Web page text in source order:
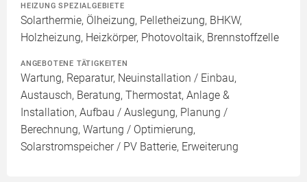
HEIZUNG SPEZIALGEBIETE
Solarthermie, Ölheizung, Pelletheizung, BHKW,
Holzheizung, Heizkörper, Photovoltaik, Brennstoffzelle
ANGEBOTENE TÄTIGKEITEN
Wartung, Reparatur, Neuinstallation / Einbau,
Austausch, Beratung, Thermostat, Anlage &
Installation, Aufbau / Auslegung, Planung /
Berechnung, Wartung / Optimierung,
Solarstromspeicher / PV Batterie, Erweiterung